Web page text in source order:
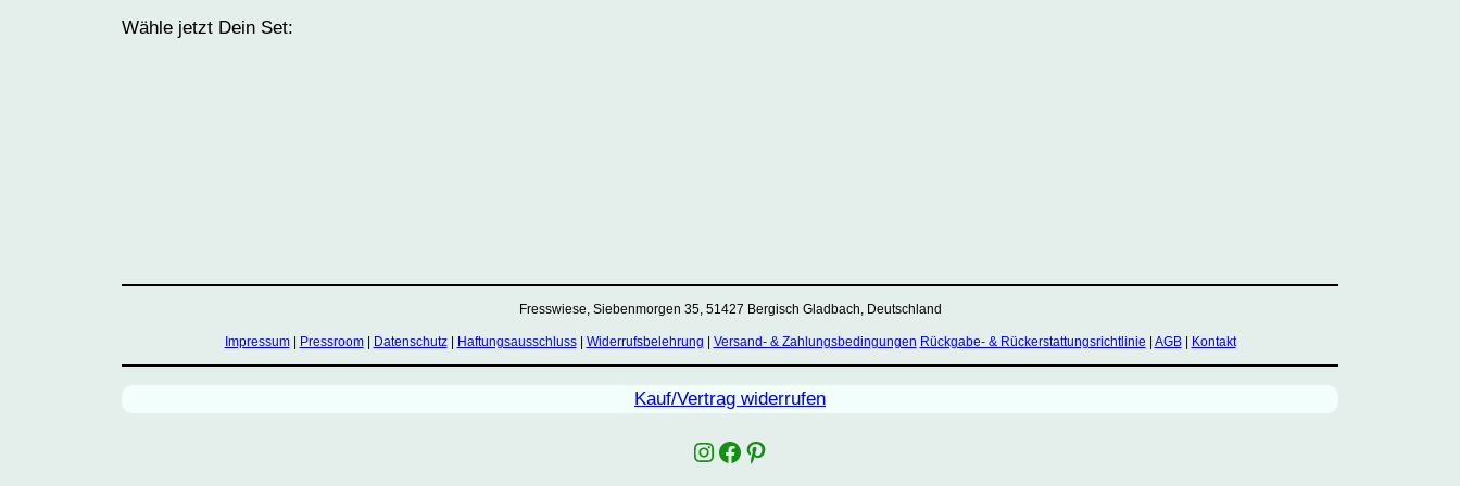
Wähle jetzt Dein Set:
Fresswiese, Siebenmorgen 35, 51427 Bergisch Gladbach, Deutschland
Impressum| Pressroom| Datenschutz| Haftungsausschluss| Widerrufsbelehrung Versand- & Zahlungsbedingungen Rückgabe- & Rückerstattungsrichtlinie AGB| Kontakt
Kauf/Vertrag widerrufen
Instagram
Facebook
Pinterest